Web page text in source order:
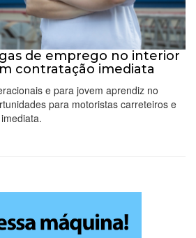
de emprego no interior
contratação imediata
e para jovem aprendiz no
para motoristas carreteiros e